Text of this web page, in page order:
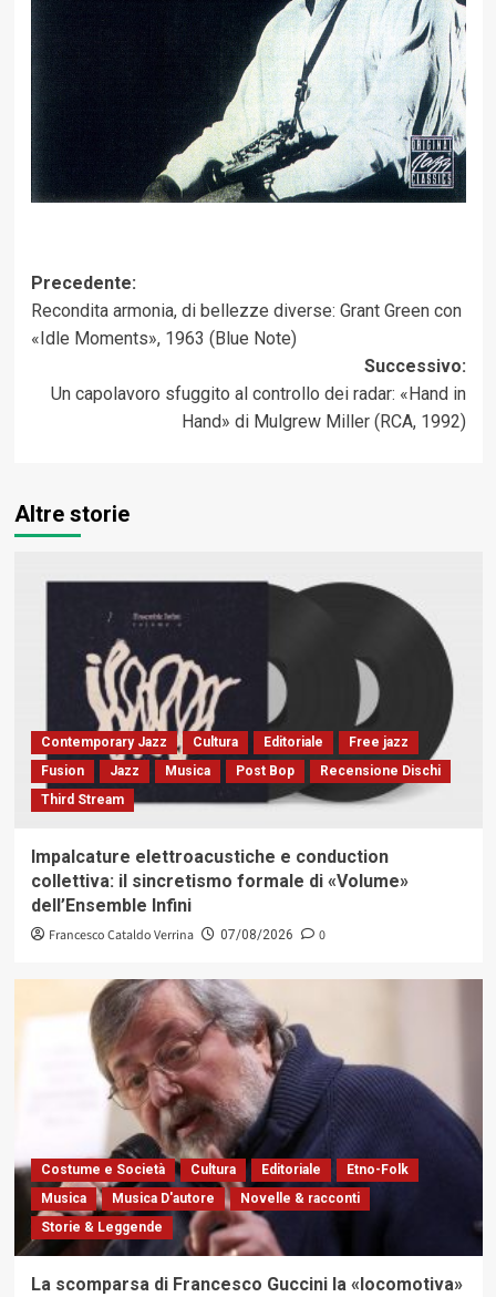
Navigazione
articolo
Precedente:
Recondita armonia, di bellezze diverse: Grant Green con
«Idle Moments», 1963 (Blue Note)
Successivo:
Un capolavoro sfuggito al controllo dei radar: «Hand in
Hand» di Mulgrew Miller (RCA, 1992)
Altre storie
Contemporary Jazz Cultura Editoriale
Free jazz
Fusion
Jazz Musica Post Bop
Recensione Dischi
Third Stream
Impalcature elettroacustiche e conduction
collettiva: il sincretismo formale di «Volume»
dell’Ensemble Infini
Francesco Cataldo Verrina 07/08/2026 0
Costume e Società Cultura Editoriale
Etno-Folk
Musica
Musica D'autore
Novelle & racconti
Storie & Leggende
La scomparsa di Francesco Guccini la «locomotiva»